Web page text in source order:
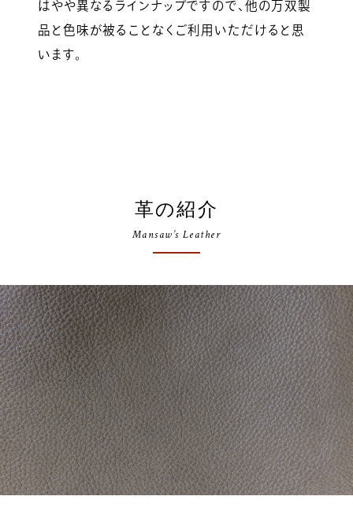
はやや異なるラインナップですので、他の万双製
品と色味が被ることなくご利用いただけると思
います。
革の紹介
Mansaw’s Leather